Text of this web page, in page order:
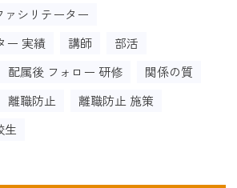
ァシリテーター
ー 実績
講師
部活
配属後 フォロー 研修
関係の質
離職防止
離職防止 施策
生